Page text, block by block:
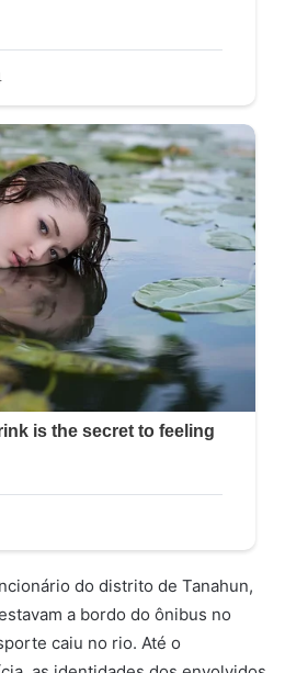
do distrito de Tanahun,
a bordo do ônibus no
caiu no rio. Até o